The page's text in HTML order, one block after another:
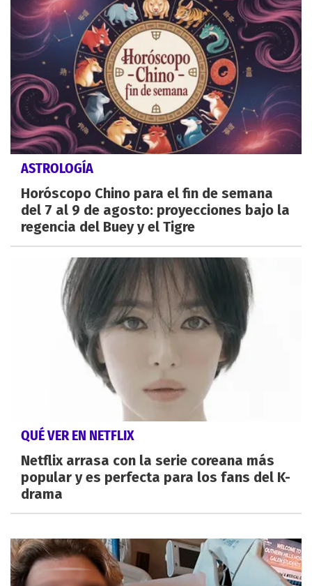
ASTROLOGÍA
Horóscopo Chino para el fin de semana
del 7 al 9 de agosto: proyecciones bajo la
regencia del Buey y el Tigre
QUÉ VER EN NETFLIX
Netflix arrasa con la serie coreana más
popular y es perfecta para los fans del K-
drama